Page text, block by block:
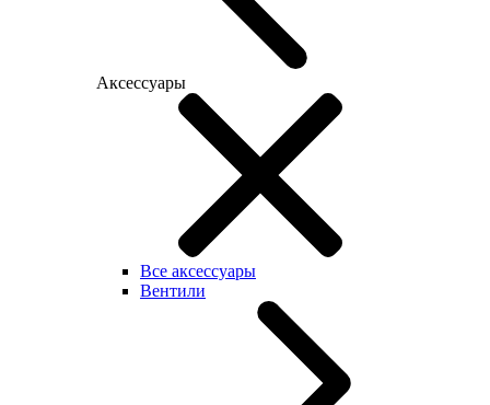
Аксессуары
Все аксессуары
Вентили